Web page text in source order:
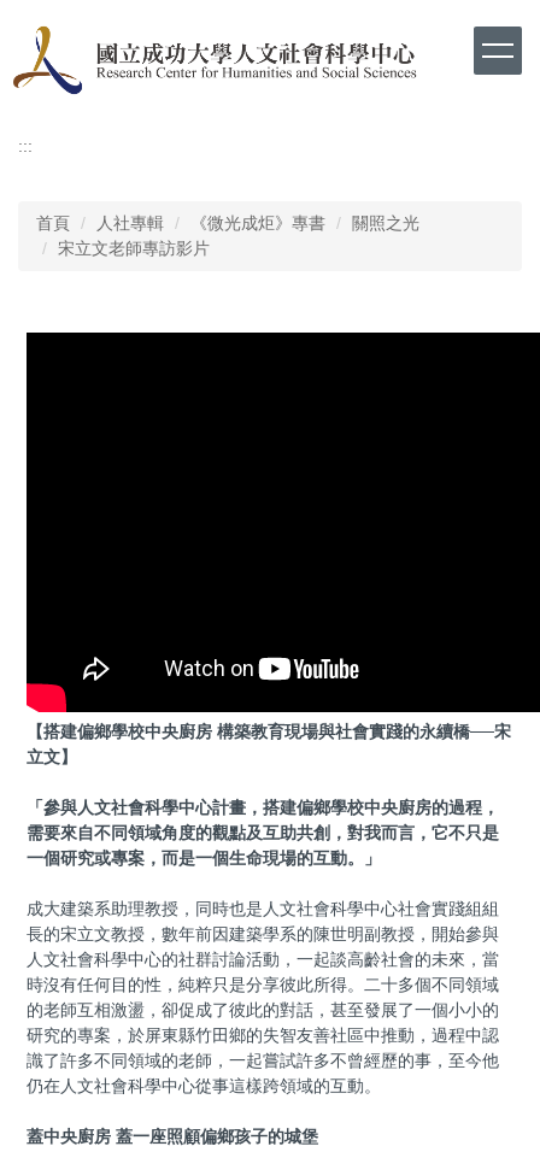
要
容
:::
首頁 人社專輯 《微光成炬》專書
關照之光
宋立文老師專訪影片
【搭建偏鄉學校中央廚房 構築教育現場與社會實踐的永續橋──宋
立文】
「參與人文社會科學中心計畫，搭建偏鄉學校中央廚房的過程，
需要來自不同領域角度的觀點及互助共創，對我而言，它不只是
一個研究或專案，而是一個生命現場的互動。」
成大建築系助理教授，同時也是人文社會科學中心社會實踐組組
長的宋立文教授，數年前因建築學系的陳世明副教授，開始參與
人文社會科學中心的社群討論活動，一起談高齡社會的未來，當
時沒有任何目的性，純粹只是分享彼此所得。二十多個不同領域
的老師互相激盪，卻促成了彼此的對話，甚至發展了一個小小的
研究的專案，於屏東縣竹田鄉的失智友善社區中推動，過程中認
識了許多不同領域的老師，一起嘗試許多不曾經歷的事，至今他
仍在人文社會科學中心從事這樣跨領域的互動。
蓋中央廚房 蓋一座照顧偏鄉孩子的城堡